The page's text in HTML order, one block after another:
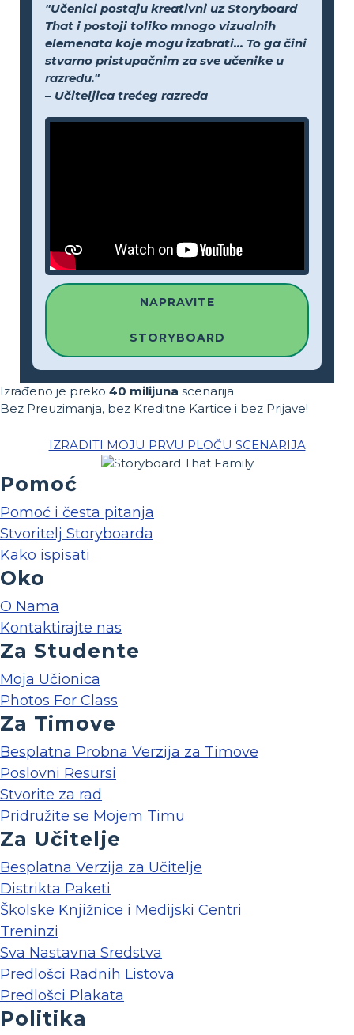
"Učenici postaju kreativni uz Storyboard
That i postoji toliko mnogo vizualnih
elemenata koje mogu izabrati... To ga čini
stvarno pristupačnim za sve učenike u
razredu."
– Učiteljica trećeg razreda
NAPRAVITE
STORYBOARD
Izrađeno je preko 40 milijuna scenarija
Bez Preuzimanja, bez Kreditne Kartice i bez Prijave!
IZRADITI MOJU PRVU PLOČU SCENARIJA
Pomoć
Pomoć i česta pitanja
Stvoritelj Storyboarda
Kako ispisati
Oko
O Nama
Kontaktirajte nas
Za Studente
Moja Učionica
Photos For Class
Za Timove
Besplatna Probna Verzija za Timove
Poslovni Resursi
Stvorite za rad
Pridružite se Mojem Timu
Za Učitelje
Besplatna Verzija za Učitelje
Distrikta Paketi
Školske Knjižnice i Medijski Centri
Treninzi
Sva Nastavna Sredstva
Predlošci Radnih Listova
Predlošci Plakata
Politika